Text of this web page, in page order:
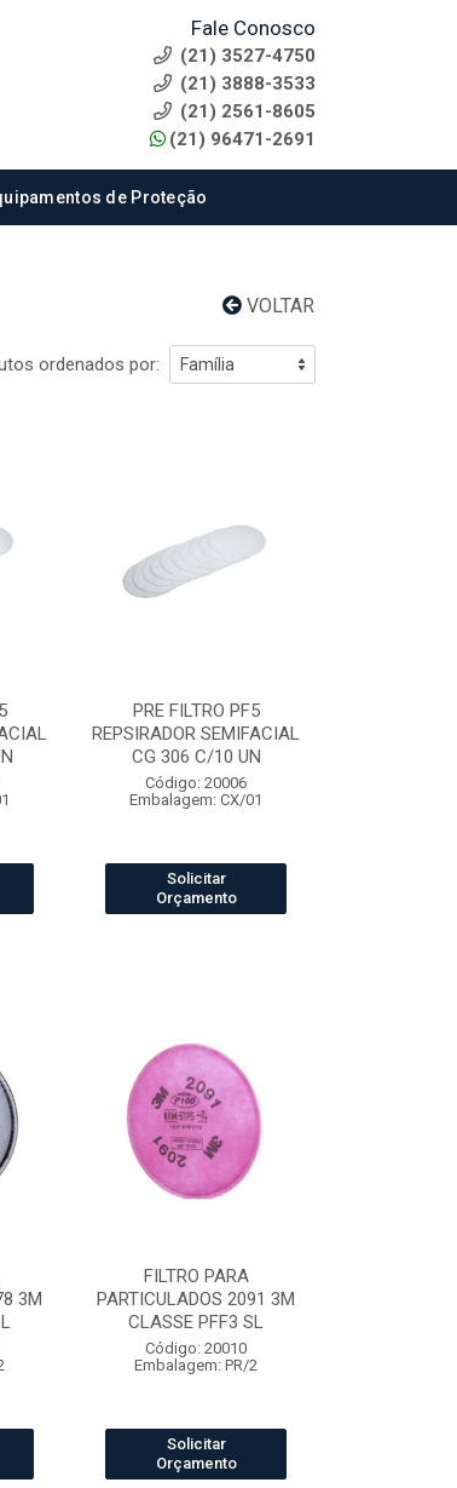
Fale Conosco
(21) 3527-4750
(21) 3888-3533
(21) 2561-8605
(21) 96471-2691
de Proteção
VOLTAR
ordenados por:
PRE FILTRO PF5
REPSIRADOR SEMIFACIAL
CG 306 C/10 UN
Código: 20006
Embalagem: CX/01
Solicitar
Orçamento
3M
FILTRO PARA
PARTICULADOS 2091 3M
CLASSE PFF3 SL
Código: 20010
Embalagem: PR/2
Solicitar
Orçamento